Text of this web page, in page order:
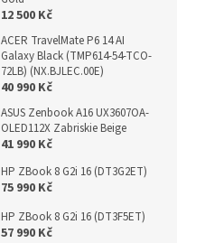
12 500 Kč
ACER TravelMate P6 14 AI
Galaxy Black (TMP614-54-TCO-
72LB) (NX.BJLEC.00E)
40 990 Kč
ASUS Zenbook A16 UX3607OA-
OLED112X Zabriskie Beige
41 990 Kč
HP ZBook 8 G2i 16 (DT3G2ET)
75 990 Kč
HP ZBook 8 G2i 16 (DT3F5ET)
57 990 Kč